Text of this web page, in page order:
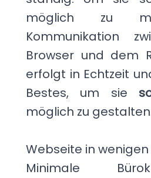
möglich zu
Kommunikation
Browser und dem
erfolgt in Echtzeit
Bestes, um sie
möglich zu
Webseite in
Minimale